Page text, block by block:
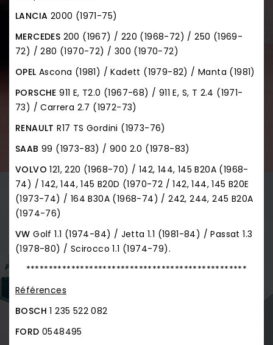
LANCIA 2000 (1971-75)
MERCEDES 200 (1967) / 220 (1968-72) / 250 (1969-
72) / 280 (1970-72) / 300 (1970-72)
OPEL Ascona (1981) / Kadett (1979-82) / Manta (1981)
PORSCHE911 E, T2.0 (1967-68) / 911 E, S, T 2.4 (1971-
73) / Carrera 2.7 (1972-73)
RENAULTR17 TS Gordini (1973-76)
SAAB 99 (1973-83) / 900 2.0 (1978-83)
VOLVO121, 220 (1968-70) / 142, 144, 145 B20A (1968-
74) / 142, 144, 145 B20D (1970-72 / 142, 144, 145 B20E
(1973-74) / 164 B30A (1968-74) / 242, 244, 245 B20A
(1974-76)
VWGolf 1.1 (1974-84) / Jetta 1.1 (1981-84) / Passat 1.3
(1978-80) / Scirocco 1.1 (1974-79).
*************************************************
Références
BOSCH 1 235 522 082
FORD 0548495